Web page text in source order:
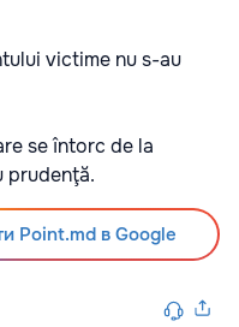
victime nu s-au
se întorc de la
prudenţă.
Point.md в Google